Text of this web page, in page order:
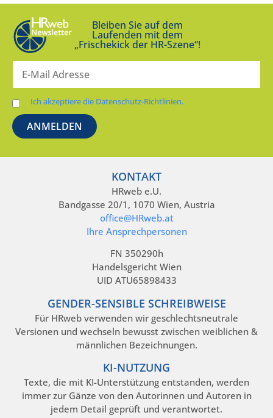
Bleiben Sie auf dem
Laufenden mit dem
„Frischekick der HR-Szene“!
Ich akzeptiere die Datenschutz-Richtlinien.
KONTAKT
HRweb e.U.
Bandgasse 20/1, 1070 Wien, Austria
office@HRweb.at
Ihre Ansprechpersonen
FN 350290h
Handelsgericht Wien
UID ATU65898433
GENDER-SENSIBLE SCHREIBWEISE
Für HRweb verwenden wir geschlechtsneutrale
Versionen und wechseln bewusst zwischen weiblichen &
männlichen Bezeichnungen.
KI-NUTZUNG
Texte, die mit KI-Unterstützung entstanden, werden
immer zur Gänze von den Autorinnen und Autoren in
jedem Detail geprüft und verantwortet.